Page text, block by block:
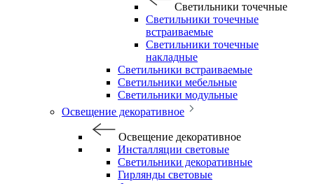
Светильники точечные
Светильники точечные
встраиваемые
Светильники точечные
накладные
Светильники встраиваемые
Светильники мебельные
Светильники модульные
Освещение декоративное
Освещение декоративное
Инсталляции световые
Светильники декоративные
Гирлянды световые